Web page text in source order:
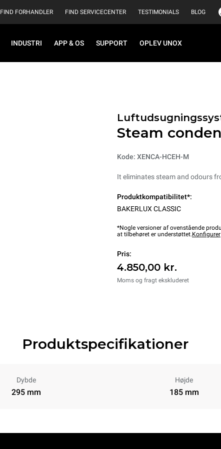
FIND FORHANDLER FIND SERVICECENTER TESTIMONIALS BLOG
INDUSTRI APP & OS SUPPORT OPLEV UNOX
Steam
Kode: XENCA-HCEH-M
It eliminates steam and odours
Produktkompatibilitet*:
BAKERLUX CLASSIC
*Nogle versioner af ovenstående
at tilbehøret er understøttet.Konfigurer
Pris:
4.850,00 kr.
Moms og fragt ekskluderet
Produktspecifikationer
Dybde
295 mm
Højde
185 mm